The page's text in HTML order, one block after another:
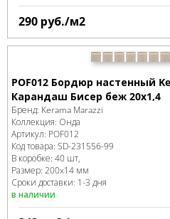
290 руб./м2
POF012 Бордюр настенный
Карандаш Бисер беж 20х1,4
Бренд: Kerama Marazzi
Коллекция: Онда
Артикул: POF012
Код товара: SD-231556-99
В коробке: 40 шт,
Размер: 200x14 мм
Сроки доставки: 1-3 дня
в наличии